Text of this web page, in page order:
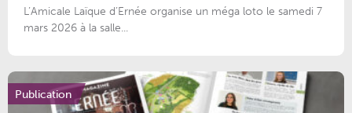
L’Amicale Laïque d’Ernée organise un méga loto le samedi 7
mars 2026 à la salle...
Publication